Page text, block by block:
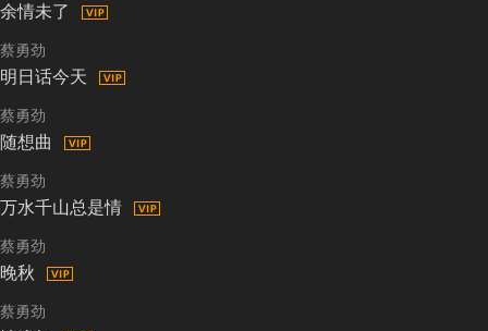
余情未了
蔡勇劲
明日话今天
蔡勇劲
随想曲
蔡勇劲
万水千山总是情
蔡勇劲
晚秋
蔡勇劲